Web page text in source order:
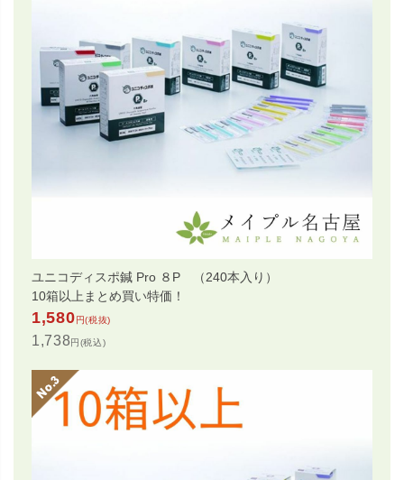
ユニコディスポ鍼 Pro ８P （240本入り）
10箱以上まとめ買い特価！
1,580円(税抜)
1,738円(税込)